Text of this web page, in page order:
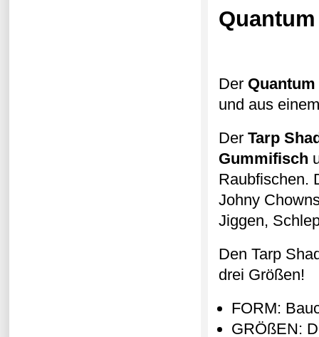
Der Quantum
und aus
Der Tarp
Gummifisch
Raubfischen.
Johny
Jiggen,
Den Tarp
drei Größen!
FORM:
GRÖßEN: